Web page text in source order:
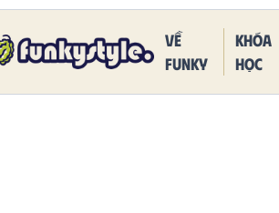
Về
funky
Khóa
học
Our Products DK 5011 One Piece